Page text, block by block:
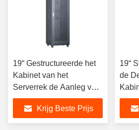
19“ Gestructureerde het
Kabinet van het
Serverrek de Aanleg van
kabelnetten van Kabinet
Mesh Door 42U
Krijg Beste Prijs
19“
de